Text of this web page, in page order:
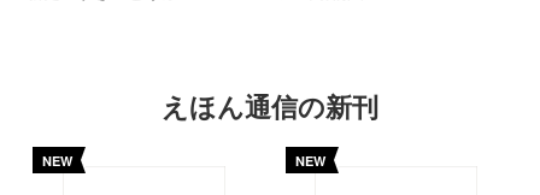
えほん通信の新刊
NEW NEW